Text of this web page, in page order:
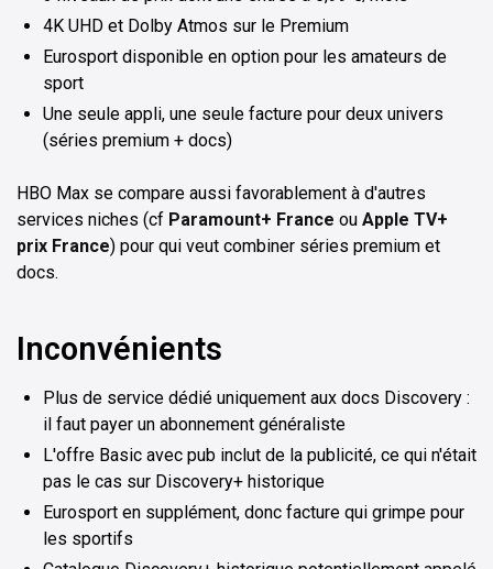
4K UHD et Dolby Atmos sur le Premium
Eurosport disponible en option pour les amateurs de
sport
Une seule appli, une seule facture pour deux univers
(séries premium + docs)
HBO Max se compare aussi favorablement à d'autres
services niches (cf Paramount+ France ou Apple TV+
prix France) pour qui veut combiner séries premium et
docs.
Inconvénients
Plus de service dédié uniquement aux docs Discovery :
il faut payer un abonnement généraliste
L'offre Basic avec pub inclut de la publicité, ce qui n'était
pas le cas sur Discovery+ historique
Eurosport en supplément, donc facture qui grimpe pour
les sportifs